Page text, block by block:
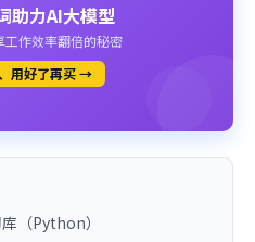
助力AI大模型
工作效率翻倍的秘密
用好了再买 →
（Python）